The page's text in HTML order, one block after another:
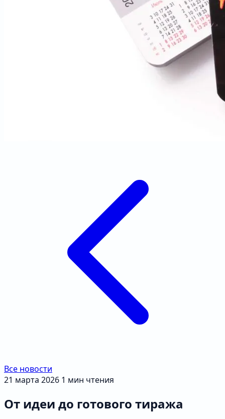
Все новости
21 марта 2026 1 мин чтения
От идеи до готового тиража